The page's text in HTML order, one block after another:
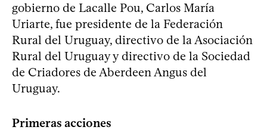
gobierno de Lacalle Pou, Carlos María
Uriarte, fue presidente de la Federación
Rural del Uruguay, directivo de la Asociación
Rural del Uruguay y directivo de la Sociedad
de Criadores de Aberdeen Angus del
Uruguay.
Primeras acciones